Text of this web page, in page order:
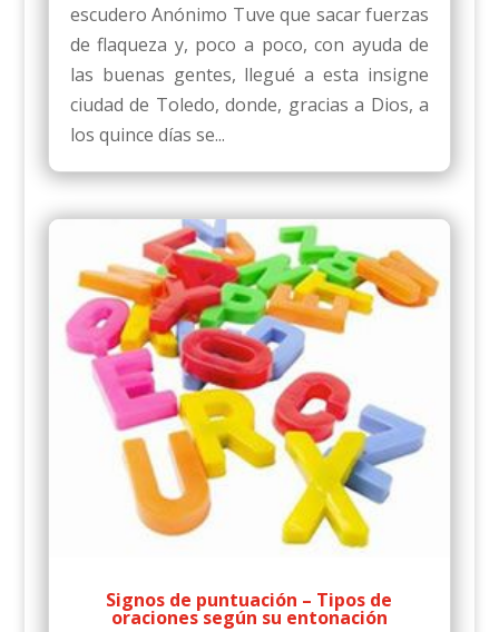
escudero Anónimo Tuve que sacar fuerzas
de flaqueza y, poco a poco, con ayuda de
las buenas gentes, llegué a esta insigne
ciudad de Toledo, donde, gracias a Dios, a
los quince días se...
Signos de puntuación – Tipos de
oraciones según su entonación